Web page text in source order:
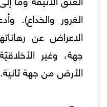
الغرور والخداع).
الاعراض عن
جهة، وغير
الأرض من جهة ثانية.